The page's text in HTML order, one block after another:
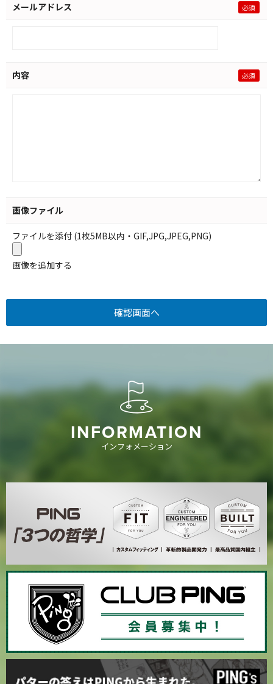
メールアドレス
内容
画像ファイル
ファイルを添付 (1枚5MB以内・GIF,JPG,JPEG,PNG)
画像を追加する
INFORMATION
インフォメーション